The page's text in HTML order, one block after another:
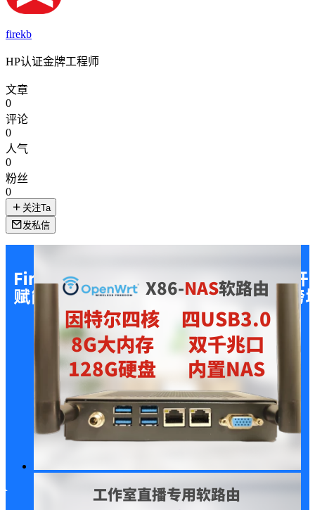
firekb
HP认证金牌工程师
文章
0
评论
0
人气
0
粉丝
0
关注Ta
发私信